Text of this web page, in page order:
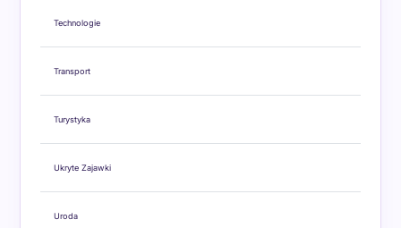
Technologie
Transport
Turystyka
Ukryte Zajawki
Uroda